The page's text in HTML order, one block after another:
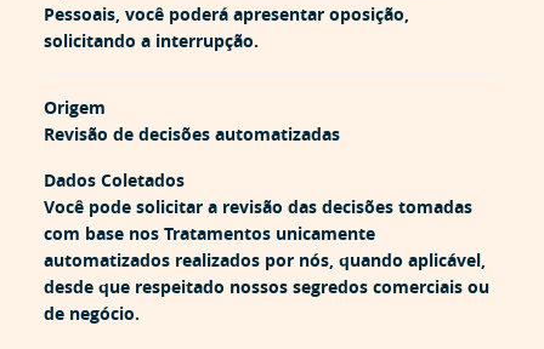
Pessoais, você poderá apresentar oposição,
solicitando a interrupção.
Origem
Revisão de decisões automatizadas
Dados Coletados
Você pode solicitar a revisão das decisões tomadas
com base nos Tratamentos unicamente
automatizados realizados por nós, quando aplicável,
desde que respeitado nossos segredos comerciais ou
de negócio.